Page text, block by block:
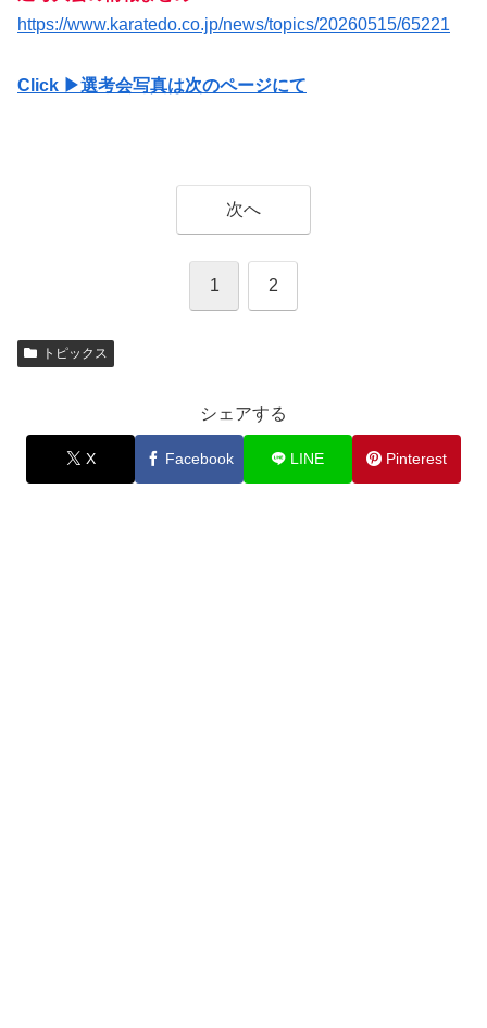
https://www.karatedo.co.jp/news/topics/20260515/65221
Click ▶︎選考会写真は次のページにて
次へ
1 2
トピックス
シェアする
X Facebook LINE Pinterest